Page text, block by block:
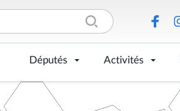
Députés Activités